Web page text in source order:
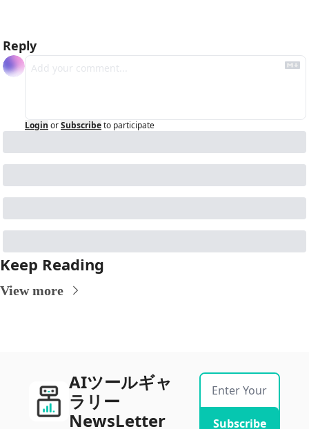
Reply
Login orSubscribeto participate
Keep Reading
View more
AIツールギャ
ラリー
NewsLetter
Subscribe